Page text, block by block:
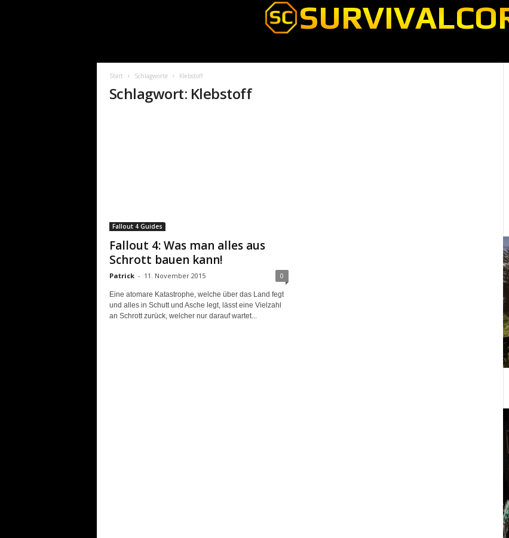
r
Start Schlagworte Klebstoff
Schlagwort: Klebstoff
Fallout 4 Guides
Fallout 4: Was man alles aus
Schrott bauen kann!
Patrick - 11. November 2015 0
Eine atomare Katastrophe, welche über das Land fegt
und alles in Schutt und Asche legt, lässt eine Vielzahl
an Schrott zurück, welcher nur darauf wartet...